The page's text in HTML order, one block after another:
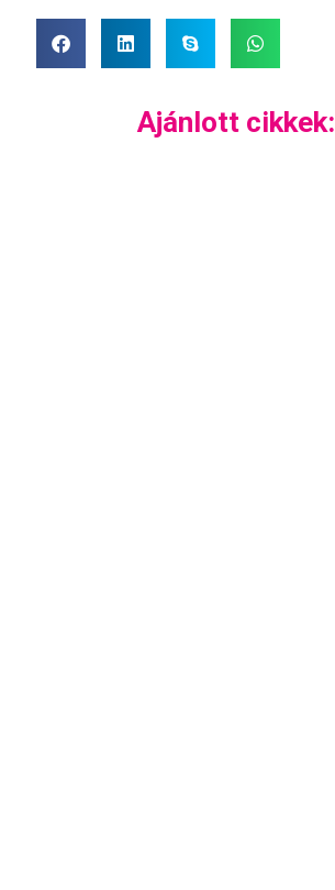
Ajánlott cikkek: